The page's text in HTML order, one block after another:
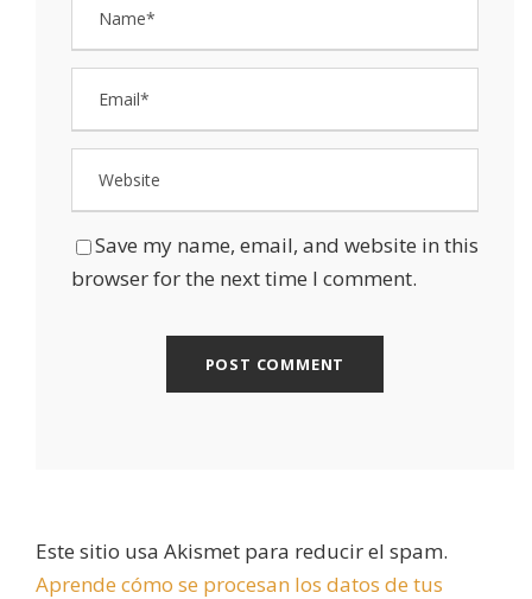
Save my name, email, and website in this
browser for the next time I comment.
Este sitio usa Akismet para reducir el spam.
Aprende cómo se procesan los datos de tus